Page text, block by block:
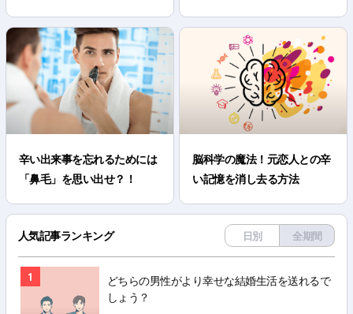
辛い出来事を忘れるためには
「鼻毛」を思い出せ？！
脳科学の魔法！元恋人との辛
い記憶を消し去る方法
人気記事ランキング 日別 全期間
1
どちらの男性がより幸せな結婚生活を送れるで
しょう？